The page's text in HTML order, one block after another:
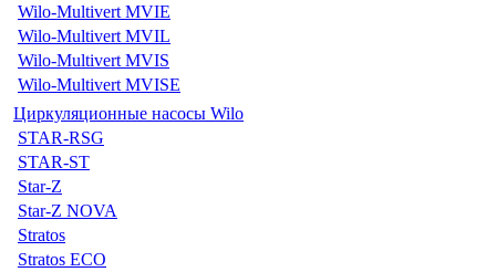
Wilo-Multivert MVIE
Wilo-Multivert MVIL
Wilo-Multivert MVIS
Wilo-Multivert MVISE
Циркуляционные насосы Wilo
STAR-RSG
STAR-ST
Star-Z
Star-Z NOVA
Stratos
Stratos ECO